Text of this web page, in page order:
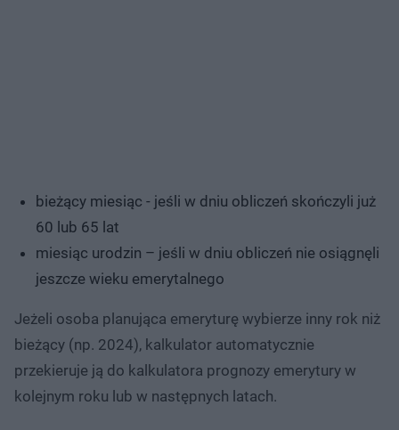
bieżący miesiąc - jeśli w dniu obliczeń skończyli już
60 lub 65 lat
miesiąc urodzin – jeśli w dniu obliczeń nie osiągnęli
jeszcze wieku emerytalnego
Jeżeli osoba planująca emeryturę wybierze inny rok niż
bieżący (np. 2024), kalkulator automatycznie
przekieruje ją do kalkulatora prognozy emerytury w
kolejnym roku lub w następnych latach.